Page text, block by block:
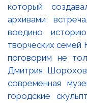
который
архивами,
воедино
творческих семей
поговорим не
Дмитрия
современная
городские